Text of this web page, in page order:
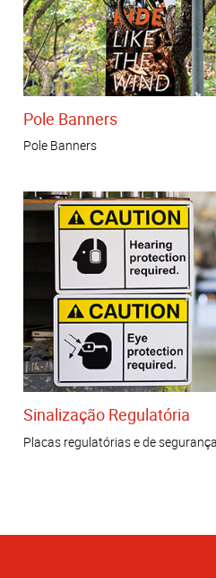
Pole Banners
Pole Banners
Sinalização Regulatória
Placas regulatórias e de